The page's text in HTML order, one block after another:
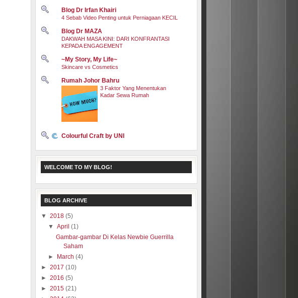
Blog Dr Irfan Khairi
4 Sebab Video Penting untuk Perniagaan KECIL
Blog Dr MAZA
DAKWAH MASA KINI: DARI KONFRANTASI
KEPADA ENGAGEMENT
~My Story, My Life~
Skincare vs Cosmetics
Rumah Johor Bahru
3 Faktor Yang Menentukan
Kadar Sewa Rumah
Colourful Craft by UNI
WELCOME TO MY BLOG!
BLOG ARCHIVE
▼ 2018 (5)
▼April(1)
Gambar-gambar Di Kelas Newbie Guerrilla
Saham
► March(4)
► 2017 (10)
► 2016 (5)
► 2015 (21)